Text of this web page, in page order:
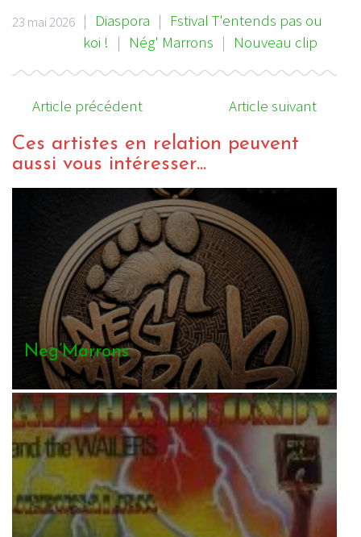
23 mai 2026 | Diaspora | Fstival T'entends pas ou
koi ! | Nég' Marrons | Nouveau clip
Article précédent Article suivant
Ces artistes en relation peuvent
aussi vous intéresser...
Neg’Marrons